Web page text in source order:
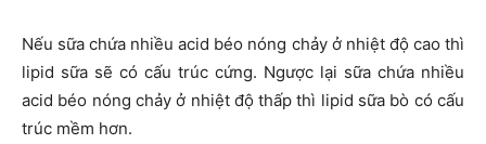
Nếu sữa chứa nhiều acid béo nóng chảy ở nhiệt độ cao thì
lipid sữa sẽ có cấu trúc cứng. Ngược lại sữa chứa nhiều
acid béo nóng chảy ở nhiệt độ thấp thì lipid sữa bò có cấu
trúc mềm hơn.